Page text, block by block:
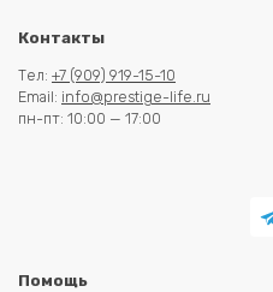
Контакты
Тел: +7 (909) 919-15-10
Email: info@prestige-life.ru
пн-пт: 10:00 — 17:00
Помощь